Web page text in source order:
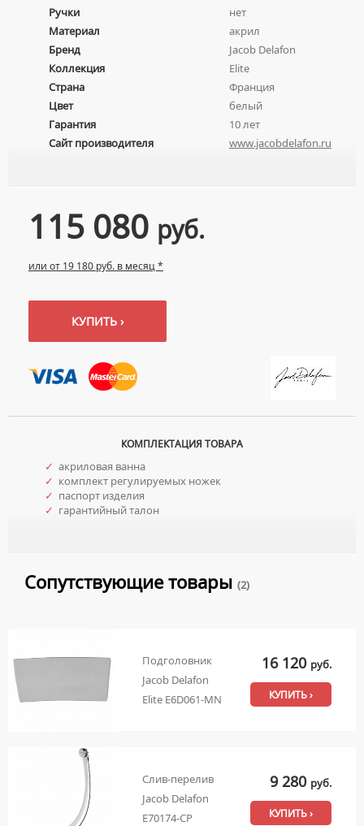
Ручки
нет
Материал
акрил
Бренд
Jacob Delafon
Коллекция
Elite
Страна
Франция
Цвет
белый
Гарантия
10 лет
Сайт производителя
www.jacobdelafon.ru
115 080 руб.
или от 19 180 руб. в месяц *
КУПИТЬ ›
КОМПЛЕКТАЦИЯ ТОВАРА
✓ акриловая ванна
✓ комплект регулируемых ножек
✓ паспорт изделия
✓ гарантийный талон
Сопутствующие товары (2)
Подголовник
Jacob Delafon
Elite E6D061-MN
16 120 руб.
КУПИТЬ ›
Слив-перелив
Jacob Delafon
E70174-CP
9 280 руб.
КУПИТЬ ›
ЦВЕТНЫЕ СМЕСИТЕЛИ
УГЛОВЫЕ ВЕНТИЛЯ ДЛЯ СМЕСИТЕЛЕЙ
ПОДВЕСНЫЕ УМЫВАЛЬНИКИ
УМЫВАЛЬНИКИ НАД СТИРАЛЬНЫМИ МАШИНАМИ
УМЫВАЛЬНИКИ С ПЬЕДЕСТАЛАМИ
ПЬЕДЕСТАЛЫ ДЛЯ УМЫВАЛЬНИКОВ
ПОЛУПЬЕДЕСТАЛЫ ДЛЯ УМЫВАЛЬНИКОВ
УНИТАЗЫ С БИДЕТКОЙ
КРЫШКИ-СИДЕНЬЯ
КОМПЛЕКТУЮЩИЕ ДЛЯ УНИТАЗОВ